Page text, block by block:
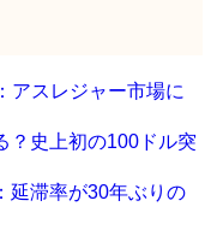
アスレジャー市場に
？史上初の100ドル突
延滞率が30年ぶりの